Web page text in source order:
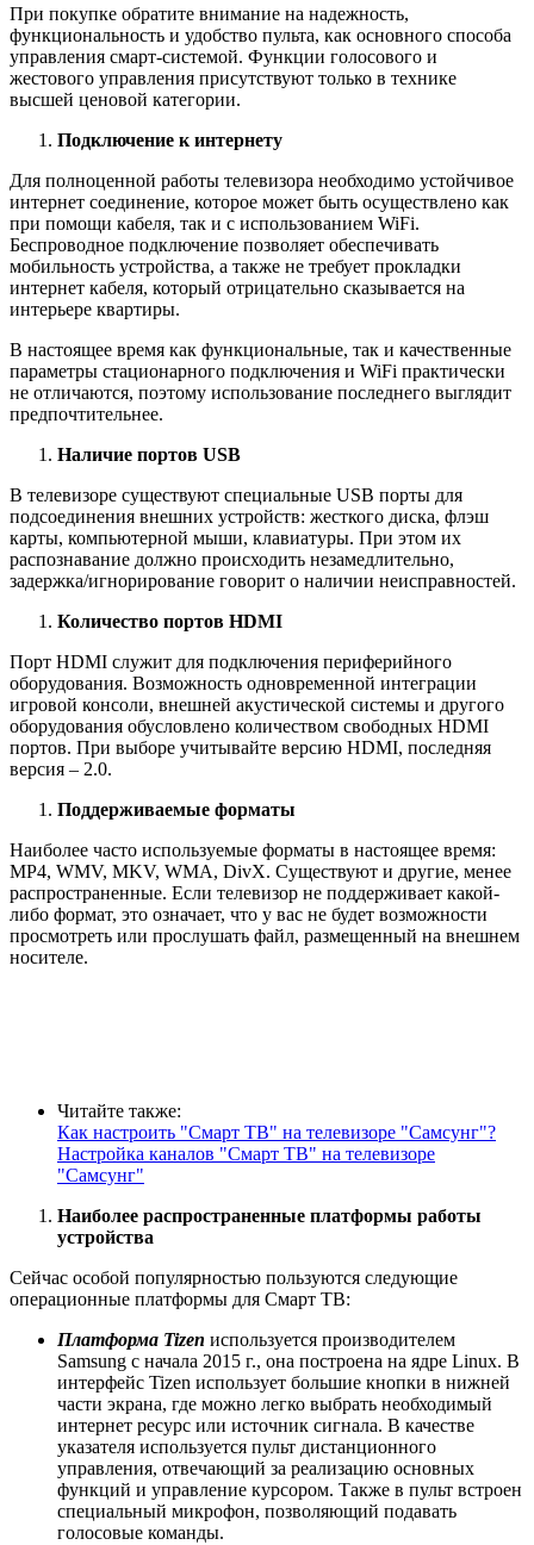
При покупке обратите внимание на надежность,
функциональность и удобство пульта, как основного способа
управления смарт-системой. Функции голосового и
жестового управления присутствуют только в технике
высшей ценовой категории.
Подключение к интернету
Для полноценной работы телевизора необходимо устойчивое
интернет соединение, которое может быть осуществлено как
при помощи кабеля, так и с использованием WiFi.
Беспроводное подключение позволяет обеспечивать
мобильность устройства, а также не требует прокладки
интернет кабеля, который отрицательно сказывается на
интерьере квартиры.
В настоящее время как функциональные, так и качественные
параметры стационарного подключения и WiFi практически
не отличаются, поэтому использование последнего выглядит
предпочтительнее.
Наличие портов USB
В телевизоре существуют специальные USB порты для
подсоединения внешних устройств: жесткого диска, флэш
карты, компьютерной мыши, клавиатуры. При этом их
распознавание должно происходить незамедлительно,
задержка/игнорирование говорит о наличии неисправностей.
Количество портов HDMI
Порт HDMI служит для подключения периферийного
оборудования. Возможность одновременной интеграции
игровой консоли, внешней акустической системы и другого
оборудования обусловлено количеством свободных HDMI
портов. При выборе учитывайте версию HDMI, последняя
версия – 2.0.
Поддерживаемые форматы
Наиболее часто используемые форматы в настоящее время:
MP4, WMV, MKV, WMA, DivX. Существуют и другие, менее
распространенные. Если телевизор не поддерживает какой-
либо формат, это означает, что у вас не будет возможности
просмотреть или прослушать файл, размещенный на внешнем
носителе.
Читайте также:
Как настроить "Смарт ТВ" на телевизоре "Самсунг"?
Настройка каналов "Смарт ТВ" на телевизоре
"Самсунг"
Наиболее распространенные платформы работы
устройства
Сейчас особой популярностью пользуются следующие
операционные платформы для Смарт ТВ:
Платформа Tizen используется производителем
Samsung с начала 2015 г., она построена на ядре Linux. В
интерфейс Tizen использует большие кнопки в нижней
части экрана, где можно легко выбрать необходимый
интернет ресурс или источник сигнала. В качестве
указателя используется пульт дистанционного
управления, отвечающий за реализацию основных
функций и управление курсором. Также в пульт встроен
специальный микрофон, позволяющий подавать
голосовые команды.